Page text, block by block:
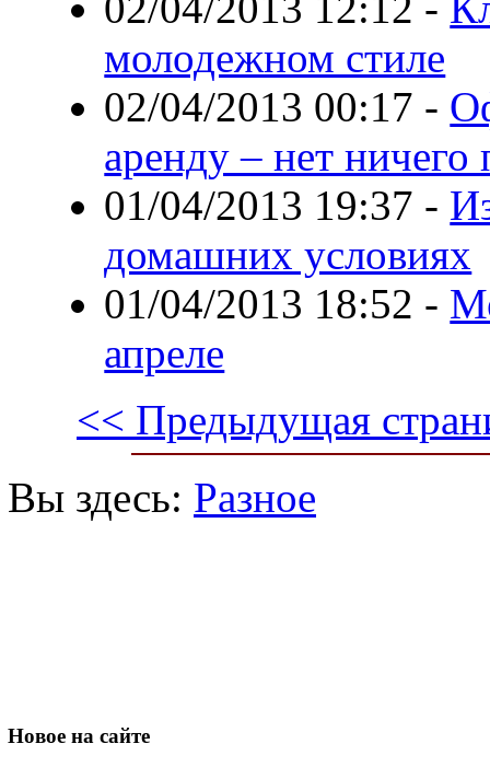
молодежном стиле
02/04/2013 00:17 -
аренду – нет
01/04/2013 19:37 -
домашних условиях
01/04/2013 18:52 -
апреле
<< Предыдущая
Вы здесь: Разное
Новое на сайте